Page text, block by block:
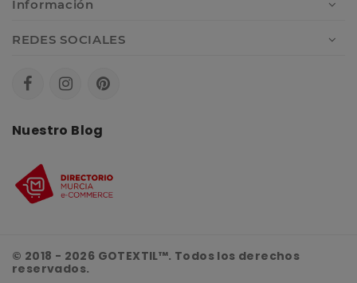
Información
REDES SOCIALES
Nuestro Blog
© 2018 - 2026 GOTEXTIL™. Todos los derechos
reservados.